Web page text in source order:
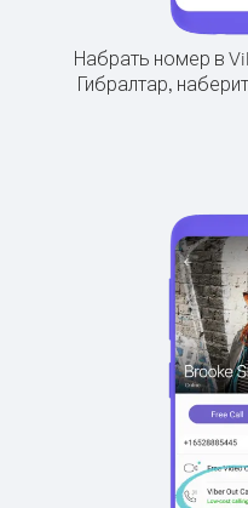
Набрать номер в
Гибралтар,